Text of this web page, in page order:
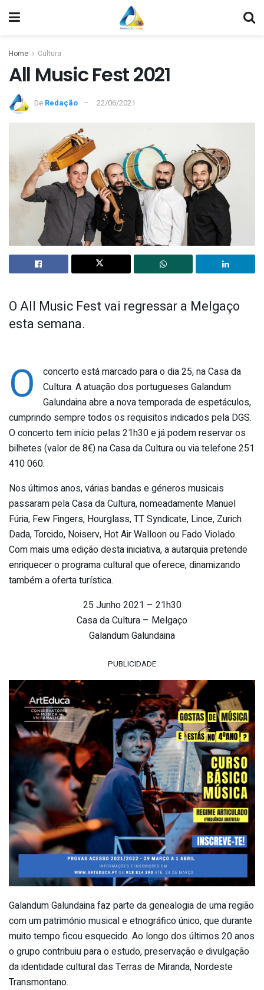
Home Cultura
All Music Fest 2021
De Redação 22/06/2021
O All Music Fest vai regressar a Melgaço
esta semana.
O
concerto está marcado para o dia 25, na Casa da
Cultura. A atuação dos portugueses Galandum
Galundaina abre a nova temporada de espetáculos,
cumprindo sempre todos os requisitos indicados pela DGS.
O concerto tem início pelas 21h30 e já podem reservar os
bilhetes (valor de 8€) na Casa da Cultura ou via telefone 251
410 060.
Nos últimos anos, várias bandas e géneros musicais
passaram pela Casa da Cultura, nomeadamente Manuel
Fúria, Few Fingers, Hourglass, TT Syndicate, Lince, Zurich
Dada, Torcido, Noiserv, Hot Air Walloon ou Fado Violado.
Com mais uma edição desta iniciativa, a autarquia pretende
enriquecer o programa cultural que oferece, dinamizando
também a oferta turística.
25 Junho 2021 – 21h30
Casa da Cultura – Melgaço
Galandum Galundaina
PUBLICIDADE
Galandum Galundaina faz parte da genealogia de uma região
com um património musical e etnográfico único, que durante
muito tempo ficou esquecido. Ao longo dos últimos 20 anos
o grupo contribuiu para o estudo, preservação e divulgação
da identidade cultural das Terras de Miranda, Nordeste
Transmontano.